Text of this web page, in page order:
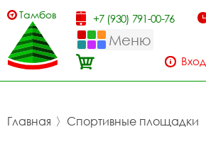
Тамбов +7 (930) 791-00-76
Меню
Вход
Главная 〉 Спортивные площадки